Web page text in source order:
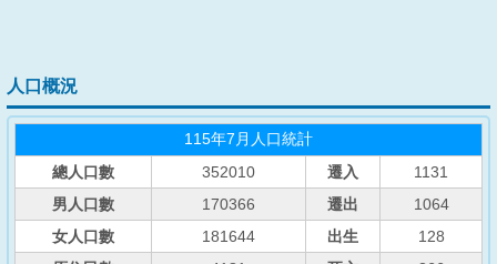
人口概況
115年7月人口統計
總人口數 352010 遷入
1131
男人口數
170366 遷出
1064
女人口數
181644 出生
128